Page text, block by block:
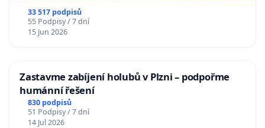
33 517 podpisů
55 Podpisy / 7 dní
15 Jun 2026
Zastavme zabíjení holubů v Plzni – podpořme
humánní řešení
830 podpisů
51 Podpisy / 7 dní
14 Jul 2026